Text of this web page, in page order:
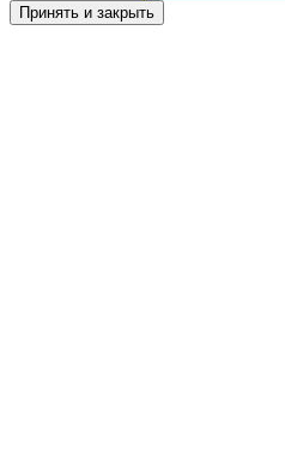
Принять и закрыть